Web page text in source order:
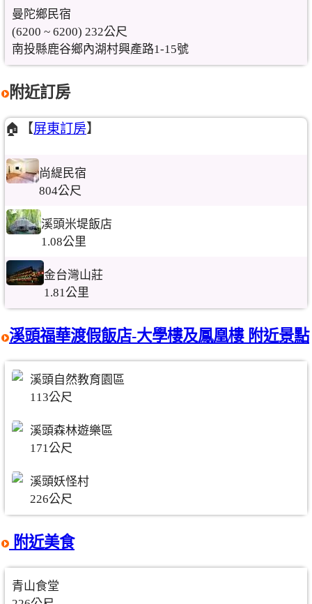
曼陀鄉民宿
(6200 ~ 6200) 232公尺
南投縣鹿谷鄉內湖村興產路1-15號
附近訂房
🏠【屏東訂房】
尚緹民宿
804公尺
溪頭米堤飯店
1.08公里
金台灣山莊
1.81公里
溪頭福華渡假飯店-大學樓及鳳凰樓 附近景點
溪頭自然教育園區
113公尺
溪頭森林遊樂區
171公尺
溪頭妖怪村
226公尺
附近美食
青山食堂